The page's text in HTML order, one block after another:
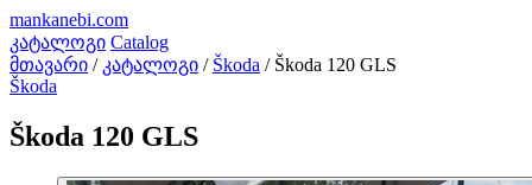
mankanebi.com
კატალოგი Catalog
მთავარი / კატალოგი / Škoda / Škoda 120 GLS
Škoda
Škoda 120 GLS